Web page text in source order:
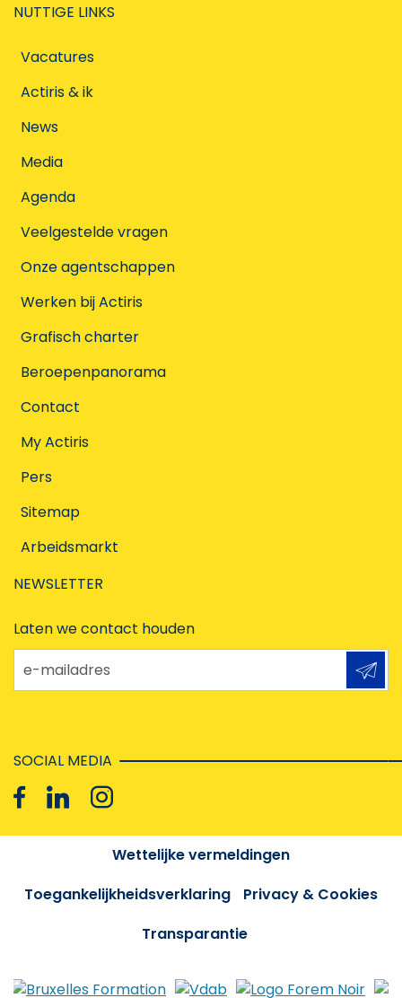
NUTTIGE LINKS
Vacatures
Actiris & ik
News
Media
Agenda
Veelgestelde vragen
Onze agentschappen
Werken bij Actiris
Grafisch charter
Beroepenpanorama
Contact
My Actiris
Pers
Sitemap
Arbeidsmarkt
NEWSLETTER
Laten we contact houden
e-mailadres
SOCIAL MEDIA
Wettelijke vermeldingen
Toegankelijkheidsverklaring
Privacy & Cookies
Transparantie